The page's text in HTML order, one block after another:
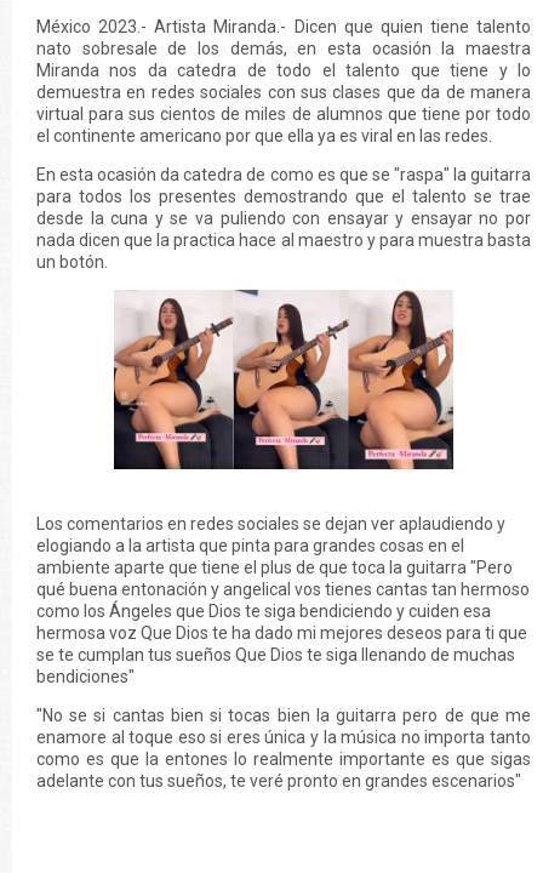
México 2023.- Artista Miranda.- Dicen que quien tiene talento
nato sobresale de los demás, en esta ocasión la maestra
Miranda nos da catedra de todo el talento que tiene y lo
demuestra en redes sociales con sus clases que da de manera
virtual para sus cientos de miles de alumnos que tiene por todo
el continente americano por que ella ya es viral en las redes.
En esta ocasión da catedra de como es que se "raspa" la guitarra
para todos los presentes demostrando que el talento se trae
desde la cuna y se va puliendo con ensayar y ensayar no por
nada dicen que la practica hace al maestro y para muestra basta
un botón.
Los comentarios en redes sociales se dejan ver aplaudiendo y
elogiando a la artista que pinta para grandes cosas en el
ambiente aparte que tiene el plus de que toca la guitarra "Pero
qué buena entonación y angelical vos tienes cantas tan hermoso
como los Ángeles que Dios te siga bendiciendo y cuiden esa
hermosa voz Que Dios te ha dado mi mejores deseos para ti que
se te cumplan tus sueños Que Dios te siga llenando de muchas
bendiciones"
"No se si cantas bien si tocas bien la guitarra pero de que me
enamore al toque eso si eres única y la música no importa tanto
como es que la entones lo realmente importante es que sigas
adelante con tus sueños, te veré pronto en grandes escenarios"